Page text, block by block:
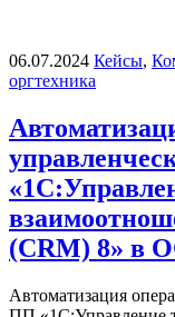
06.07.2024 Кейсы,
оргтехника
(CRM) 8» в
Автоматизация